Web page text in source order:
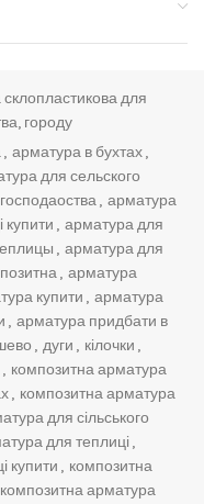
для
городу
, арматура в бухтах ,
для сельского
, арматура
купити , арматура для
, арматура для
, арматура
купити , арматура
, арматура придбати в
, дуги , кілочки ,
, композитна арматура
, композитна арматура
для сільського
для теплиці ,
купити , композитна
композитна арматура